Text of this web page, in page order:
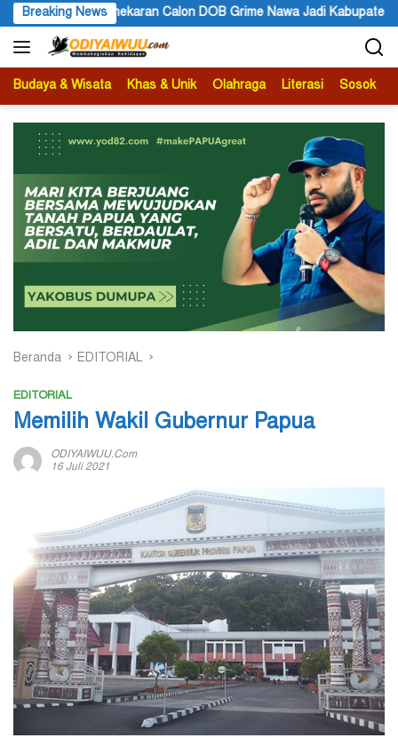
Langsung
ke
konten
Breaking News
Calon DOB Grime Nawa Jadi Kabupaten Definitif
Budaya & Wisata Khas & Unik Olahraga Literasi Sosok
Beranda EDITORIAL
EDITORIAL
Memilih Wakil Gubernur Papua
ODIYAIWUU.com
16 Juli 2021